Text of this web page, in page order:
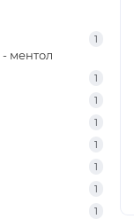
Вірджинія.Crisp Menthol - ментол
1
1
1
1
1
1
1
1